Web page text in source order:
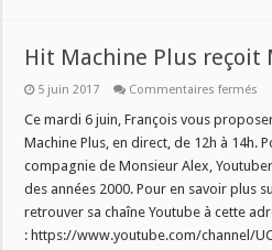
Hit Machine Plus reçoit
5 juin 2017 Commentaires fermés
Ce mardi 6 juin, François vous
Machine Plus, en direct, de 12h à 14h.
compagnie de Monsieur Alex,
des années 2000. Pour en savoir plus
retrouver sa chaîne Youtube à cette
: https://www.youtube.com/channel/